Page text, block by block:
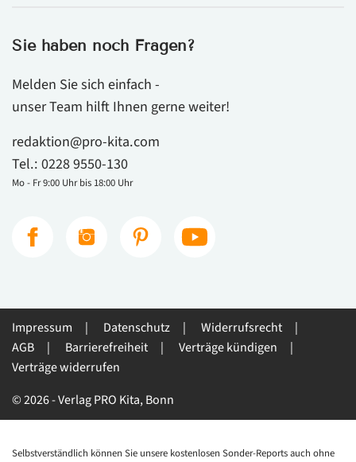
Sie haben noch Fragen?
Melden Sie sich einfach -
unser Team hilft Ihnen gerne weiter!
redaktion@pro-kita.com
Tel.:0228 9550-130
Mo - Fr 9:00 Uhr bis 18:00 Uhr
Impressum Datenschutz
Widerrufsrecht
AGB
Barrierefreiheit
Verträge kündigen
Verträge widerrufen
© 2026 - Verlag PRO Kita, Bonn
Selbstverständlich können Sie unsere kostenlosen Sonder-Reports auch ohne